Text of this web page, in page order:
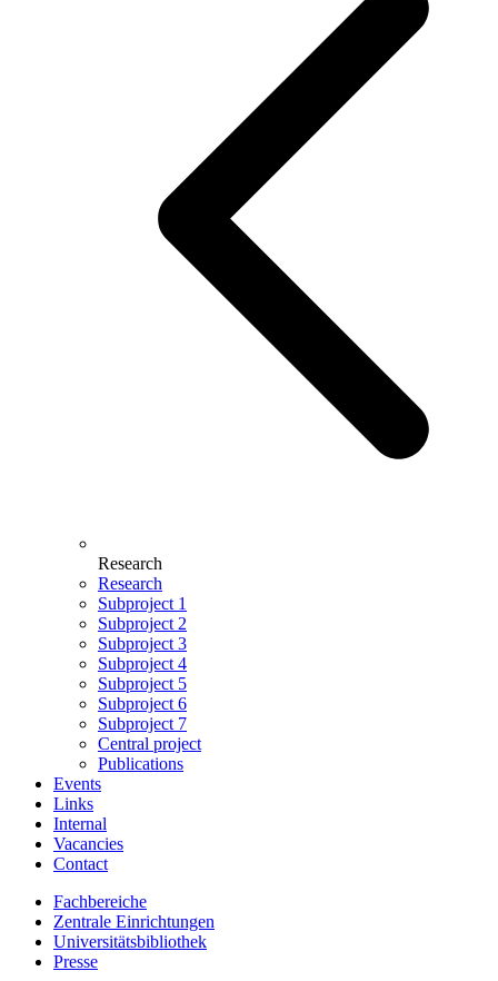
Research
Research
Subproject 1
Subproject 2
Subproject 3
Subproject 4
Subproject 5
Subproject 6
Subproject 7
Central project
Publications
Events
Links
Internal
Vacancies
Contact
Fachbereiche
Zentrale Einrichtungen
Universitätsbibliothek
Presse